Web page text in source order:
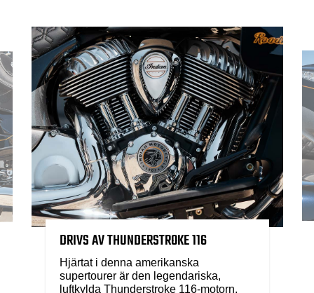
DRIVS AV THUNDERSTROKE 116
Hjärtat i denna amerikanska
supertourer är den legendariska,
luftkylda Thunderstroke 116-motorn.